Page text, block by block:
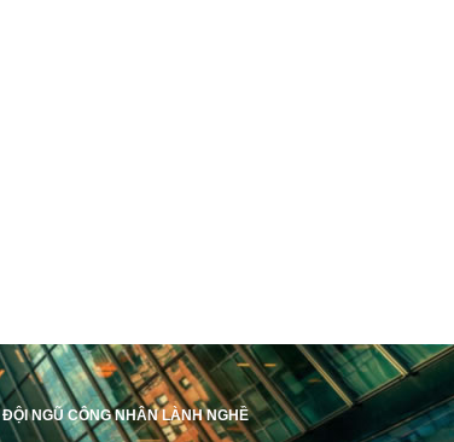
ĐỘI NGŨ CÔNG NHÂN LÀNH NGHỀ